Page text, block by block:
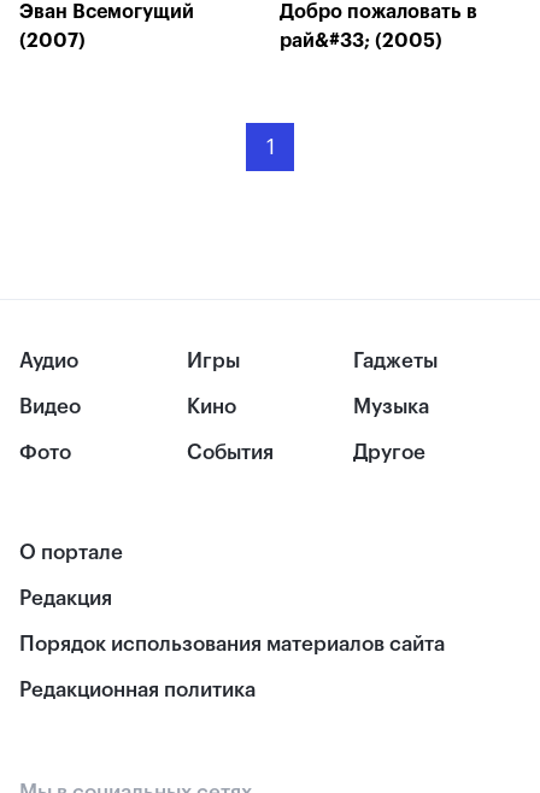
Эван Всемогущий
(2007)
Добро пожаловать в
рай&#33; (2005)
1
Аудио
Видео
Фото
Игры
Кино
События
Гаджеты
Музыка
Другое
О портале
Редакция
Порядок использования материалов сайта
Редакционная политика